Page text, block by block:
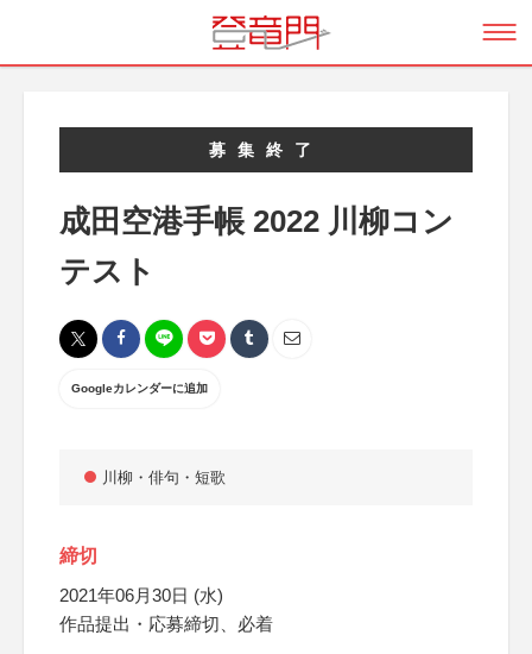
募集終了
成田空港手帳 2022 川柳コン
テスト
Googleカレンダーに追加
川柳・俳句・短歌
締切
2021年06月30日 (水)
作品提出・応募締切、必着